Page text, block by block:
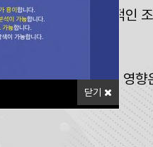
닫기
이크로 저울은 일상적인
보장합니다.
프트와 진동과 같은 영향